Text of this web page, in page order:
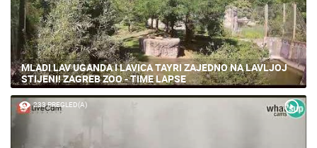
MLADI LAV UGANDA I LAVICA TAYRI ZAJEDNO NA LAVLJOJ
STIJENI! ZAGREB ZOO - TIME LAPSE
233 PREGLED(A)